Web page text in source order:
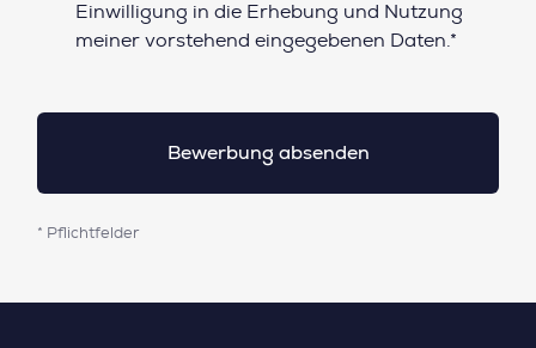
Einwilligung in die Erhebung und Nutzung
meiner vorstehend eingegebenen Daten.*
* Pflichtfelder